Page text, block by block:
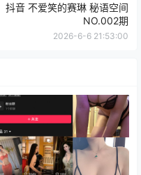
抖音 不爱笑的赛琳 秘语空间
NO.002期
2026-6-6 21:53:00